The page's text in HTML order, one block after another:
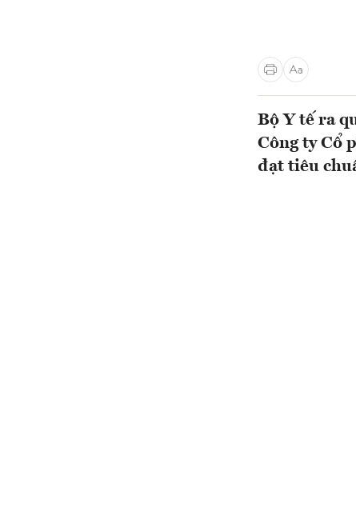
Bộ Y tế ra
Công ty Cổ
đạt tiêu